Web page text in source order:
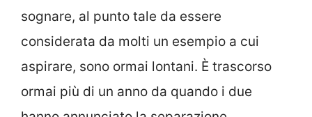
sognare, al punto tale da essere
considerata da molti un esempio a cui
aspirare, sono ormai lontani. È trascorso
ormai più di un anno da quando i due